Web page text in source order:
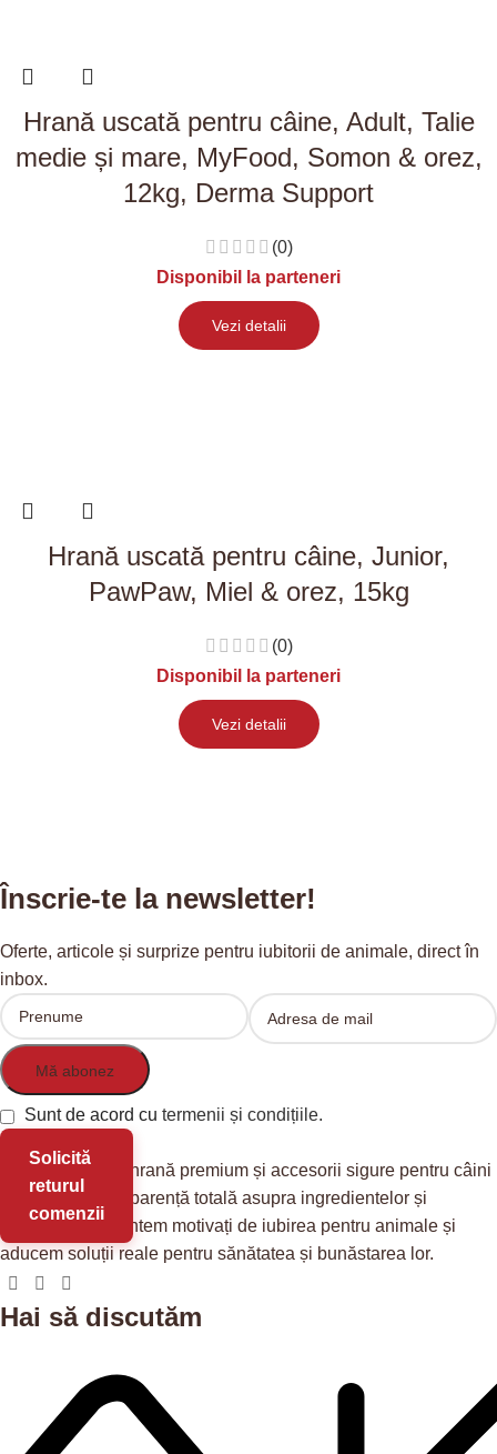
Hrană uscată pentru câine, Adult, Talie
medie și mare, MyFood, Somon & orez,
12kg, Derma Support
(0)
Disponibil la parteneri
Vezi detalii
Hrană uscată pentru câine, Junior,
PawPaw, Miel & orez, 15kg
(0)
Disponibil la parteneri
Vezi detalii
Înscrie-te la newsletter!
Oferte, articole și surprize pentru iubitorii de animale, direct în
inbox.
Sunt de acord cu termenii și condițiile.
Solicită
returul
comenzii
Redis Petoferă hrană premium și accesorii sigure pentru câini
și pisici, cu transparență totală asupra ingredientelor și
provenienței. Suntem motivați de iubirea pentru animale și
aducem soluții reale pentru sănătatea și bunăstarea lor.
Hai să discutăm